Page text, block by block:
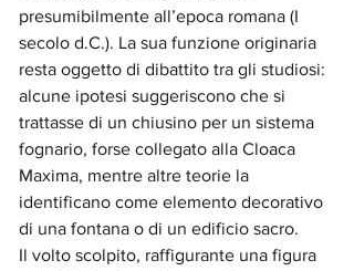
presumibilmente all’epoca romana (I
secolo d.C.). La sua funzione originaria
resta oggetto di dibattito tra gli studiosi:
alcune ipotesi suggeriscono che si
trattasse di un chiusino per un sistema
fognario, forse collegato alla Cloaca
Maxima, mentre altre teorie la
identificano come elemento decorativo
di una fontana o di un edificio sacro.
Il volto scolpito, raffigurante una figura